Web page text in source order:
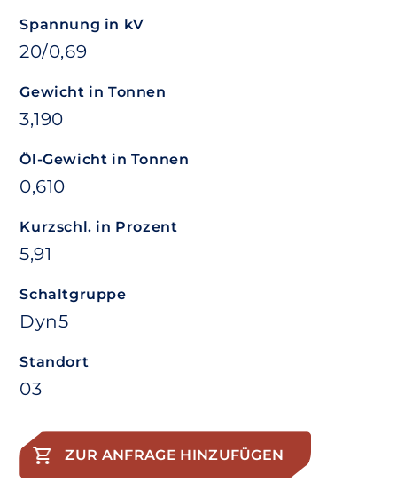
Spannung in kV
20/0,69
Gewicht in Tonnen
3,190
Öl-Gewicht in Tonnen
0,610
Kurzschl. in Prozent
5,91
Schaltgruppe
Dyn5
Standort
03
ZUR ANFRAGE HINZUFÜGEN